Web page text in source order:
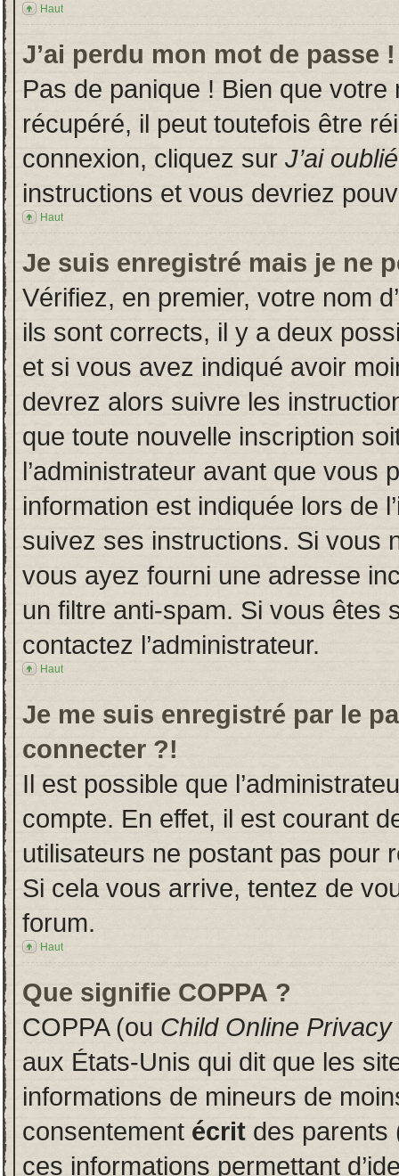
Haut
J’ai perdu mon mot de passe !
Pas de panique ! Bien que
récupéré, il peut toutefois être
connexion, cliquez sur J’ai
instructions et vous devriez
Haut
Je suis enregistré mais je ne
Vérifiez, en premier, votre nom
ils sont corrects, il y a deux
et si vous avez indiqué avoir
devrez alors suivre les
que toute nouvelle inscription
l’administrateur avant que vous
information est indiquée lors de
suivez ses instructions. Si vous
vous ayez fourni une adresse
un filtre anti-spam. Si vous êtes
contactez l’administrateur.
Haut
Je me suis enregistré par le
connecter ?!
Il est possible que
compte. En effet, il est courant
utilisateurs ne postant pas pour
Si cela vous arrive, tentez de
forum.
Haut
Que signifie COPPA ?
COPPA (ou Child Online
aux États-Unis qui dit que les
informations de mineurs de
consentement écrit des parents
ces informations permettant